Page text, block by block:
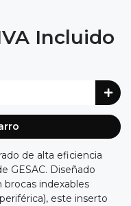
Incluido
de alta eficiencia
GESAC. Diseñado
indexables
este inserto